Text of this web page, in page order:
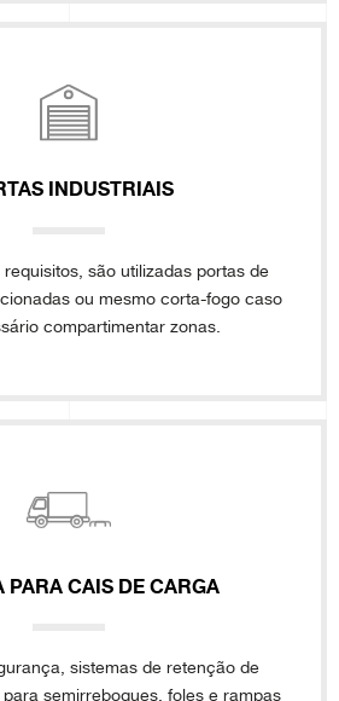
INDUSTRIAIS
são utilizadas portas de
ou mesmo corta-fogo caso
compartimentar zonas.
PARA CAIS DE CARGA
sistemas de retenção de